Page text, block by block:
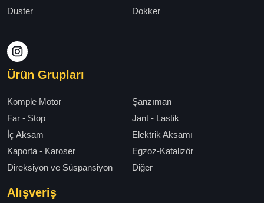
Duster
Dokker
Ürün Grupları
Komple Motor
Şanzıman
Far - Stop
Jant - Lastik
İç Aksam
Elektrik Aksamı
Kaporta - Karoser
Egzoz-Katalizör
Direksiyon ve Süspansiyon
Diğer
Alışveriş